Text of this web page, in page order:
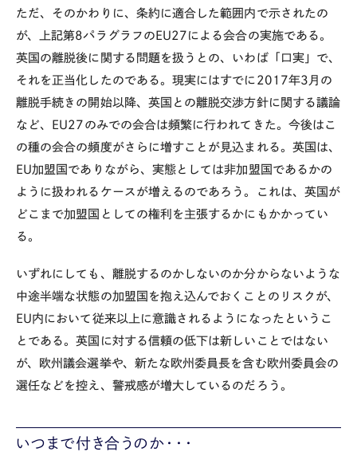
ただ、そのかわりに、条約に適合した範囲内で示されたの
が、上記第8パラグラフのEU27による会合の実施である。
英国の離脱後に関する問題を扱うとの、いわば「口実」で、
それを正当化したのである。現実にはすでに2017年3月の
離脱手続きの開始以降、英国との離脱交渉方針に関する議論
など、EU27のみでの会合は頻繁に行われてきた。今後はこ
の種の会合の頻度がさらに増すことが見込まれる。英国は、
EU加盟国でありながら、実態としては非加盟国であるかの
ように扱われるケースが増えるのであろう。これは、英国が
どこまで加盟国としての権利を主張するかにもかかってい
る。
いずれにしても、離脱するのかしないのか分からないような
中途半端な状態の加盟国を抱え込んでおくことのリスクが、
EU内において従来以上に意識されるようになったというこ
とである。英国に対する信頼の低下は新しいことではない
が、欧州議会選挙や、新たな欧州委員長を含む欧州委員会の
選任などを控え、警戒感が増大しているのだろう。
いつまで付き合うのか・・・